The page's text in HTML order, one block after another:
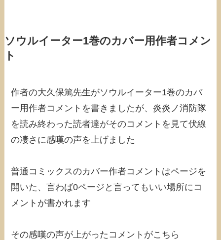
ソウルイーター1巻のカバー用作者コメン
ト
作者の大久保篤先生がソウルイーター1巻のカバ
ー用作者コメントを書きましたが、炎炎ノ消防隊
を読み終わった読者達がそのコメントを見て伏線
の凄さに感嘆の声を上げました
普通コミックスのカバー作者コメントはページを
開いた、言わば0ページと言ってもいい場所にコ
メントが書かれます
その感嘆の声が上がったコメントがこちら